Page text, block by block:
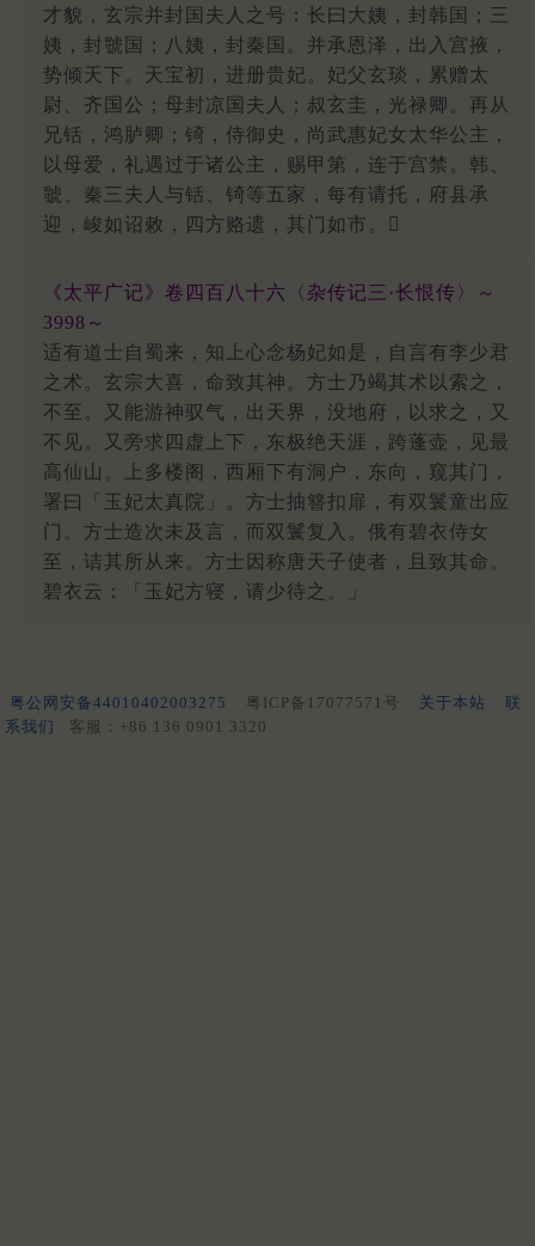
才貌，玄宗并封国夫人之号：长曰大姨，封韩国；三
姨，封虢国；八姨，封秦国。并承恩泽，出入宫掖，
势倾天下。天宝初，进册贵妃。妃父玄琰，累赠太
尉、齐国公；母封凉国夫人；叔玄圭，光禄卿。再从
兄铦，鸿胪卿；锜，侍御史，尚武惠妃女太华公主，
以母爱，礼遇过于诸公主，赐甲第，连于宫禁。韩、
虢、秦三夫人与铦、锜等五家，每有请托，府县承
迎，峻如诏敕，四方赂遗，其门如市。
《太平广记》卷四百八十六〈杂传记三·长恨传〉～
3998～
适有道士自蜀来，知上心念杨妃如是，自言有李少君
之术。玄宗大喜，命致其神。方士乃竭其术以索之，
不至。又能游神驭气，出天界，没地府，以求之，又
不见。又旁求四虚上下，东极绝天涯，跨蓬壶，见最
高仙山。上多楼阁，西厢下有洞户，东向，窥其门，
署曰「玉妃太真院」。方士抽簪扣扉，有双鬟童出应
门。方士造次未及言，而双鬟复入。俄有碧衣侍女
至，诘其所从来。方士因称唐天子使者，且致其命。
碧衣云：「玉妃方寝，请少待之。」
粤公网安备44010402003275 粤ICP备17077571号 关于本站
联
系我们
客服：+86 136 0901 3320